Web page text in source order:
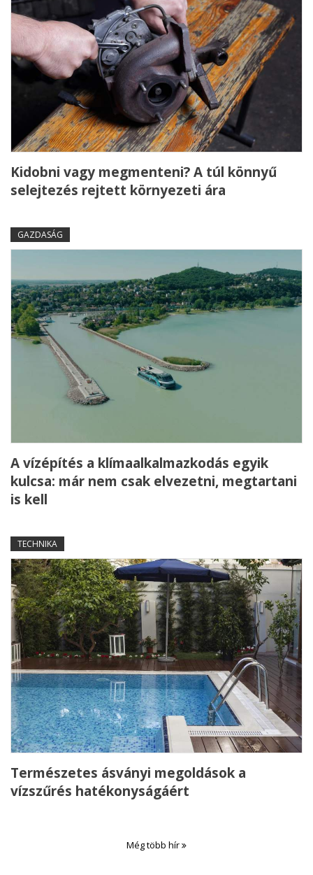
Kidobni vagy megmenteni? A túl könnyű
selejtezés rejtett környezeti ára
GAZDASÁG
A vízépítés a klímaalkalmazkodás egyik
kulcsa: már nem csak elvezetni, megtartani
is kell
TECHNIKA
Természetes ásványi megoldások a
vízszűrés hatékonyságáért
Még több hír